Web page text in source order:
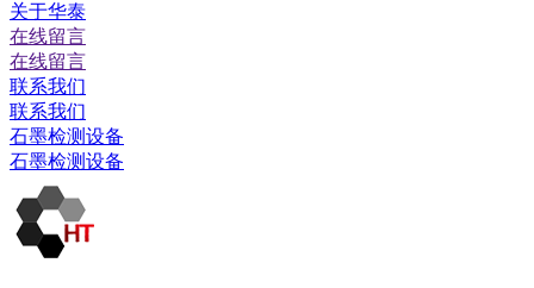
关于华泰
在线留言
在线留言
联系我们
联系我们
石墨检测设备
石墨检测设备